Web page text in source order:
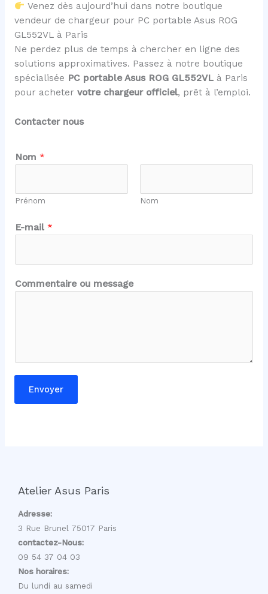
Venez dès aujourd’hui dans notre boutique
vendeur de chargeur pour PC portable Asus ROG
GL552VL à Paris
Ne perdez plus de temps à chercher en ligne des
solutions approximatives. Passez à notre boutique
spécialisée PC portable Asus ROG GL552VLà Paris
pour acheter votre chargeur officiel, prêt à l’emploi.
Contacter nous
Nom *
Prénom Nom
E
-
a
i
l
a
g
E-mail *
Commentaire ou message
Envoyer
Atelier Asus Paris
Adresse:
3 Rue Brunel 75017 Paris
contactez-Nous:
09 54 37 04 03
Nos horaires:
Du lundi au samedi